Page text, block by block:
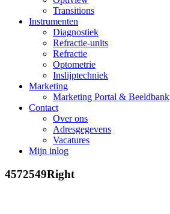
Transitions
Instrumenten
Diagnostiek
Refractie-units
Refractie
Optometrie
Inslijptechniek
Marketing
Marketing Portal & Beeldbank
Contact
Over ons
Adresgegevens
Vacatures
Mijn inlog
4572549Right